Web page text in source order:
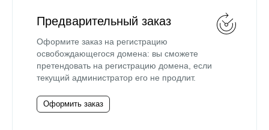
Предварительный заказ
Оформите заказ на регистрацию
освобождающегося домена: вы сможете
претендовать на регистрацию домена, если
текущий администратор его не продлит.
Оформить заказ